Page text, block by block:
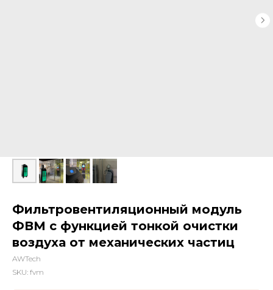
Фильтровентиляционный модуль
ФВМ с функцией тонкой очистки
воздуха от механических частиц
AWTech
SKU: fvm